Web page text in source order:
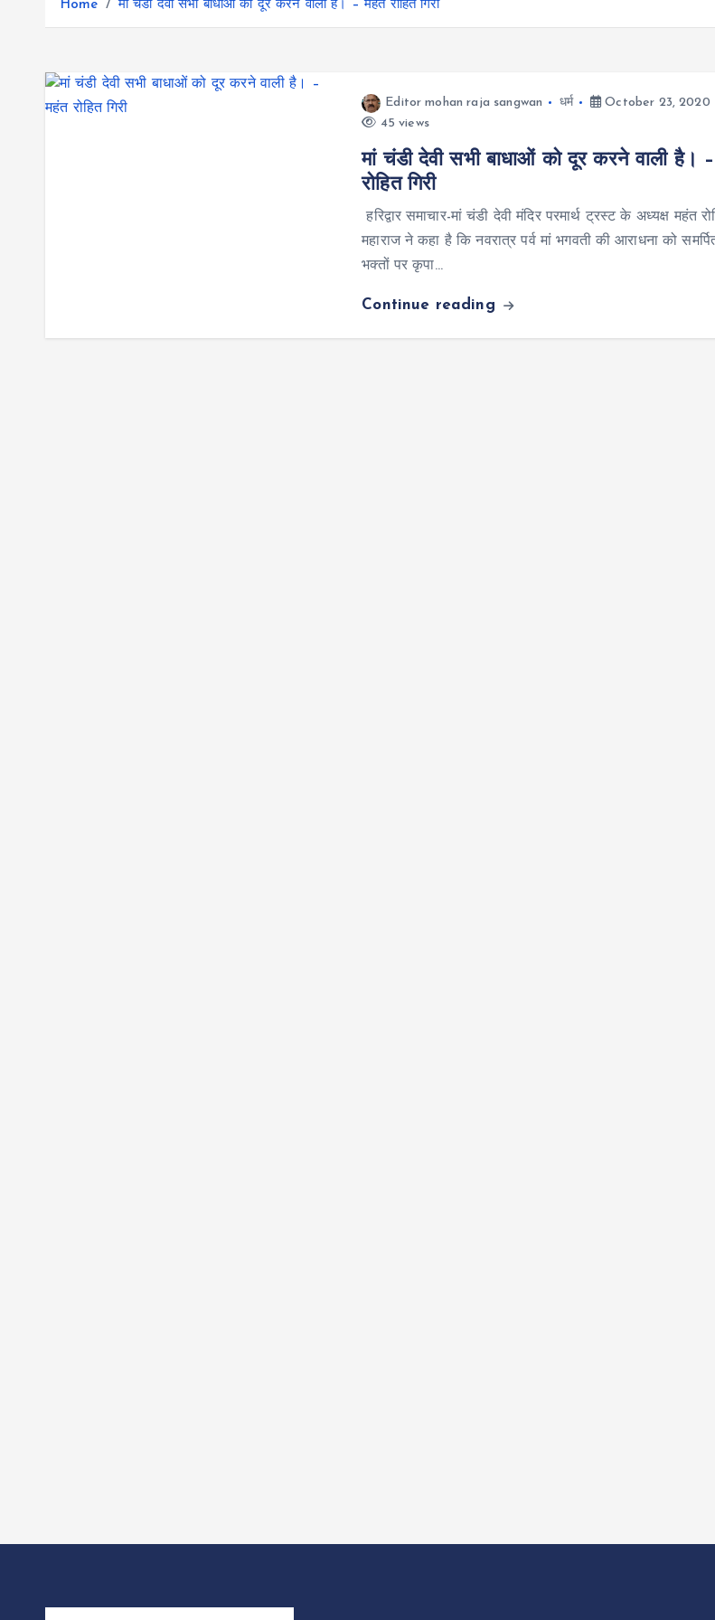
Home मां चंडी देवी सभी बाधाओं को दूर करने वाली है। – महंत रोहित गिरी
Editor mohan raja sangwan धर्म
October 23, 2020
45 views
मां चंडी देवी सभी बाधाओं को दूर करने वाली है।
रोहित गिरी
हरिद्वार समाचार-मां चंडी देवी मंदिर परमार्थ ट्रस्ट के अध्यक्ष महंत
महाराज ने कहा है कि नवरात्र पर्व मां भगवती की आराधना को
भक्तों पर कृपा…
Continue reading